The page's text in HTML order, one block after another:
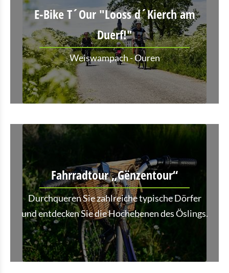
E-Bike T´Our "Looss d´Kierch am
Duerf!"
Weiswampach - Ouren
Fahrradtour „Gënzentour“
Durchqueren Sie zahlreiche typische Dörfer
und entdecken Sie die Hochebenen des Öslings.